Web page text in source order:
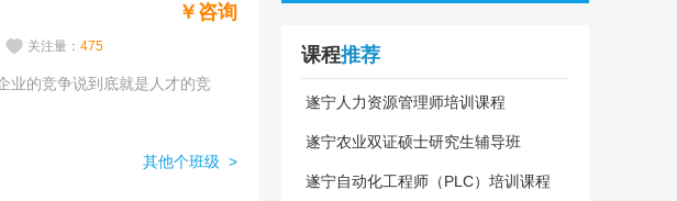
￥咨询
关注量： 475
业的竞争说到底就是人才的竞
其他个班级 >
课程推荐
遂宁人力资源管理师培训课程
遂宁农业双证硕士研究生辅导班
遂宁自动化工程师（PLC）培训课程